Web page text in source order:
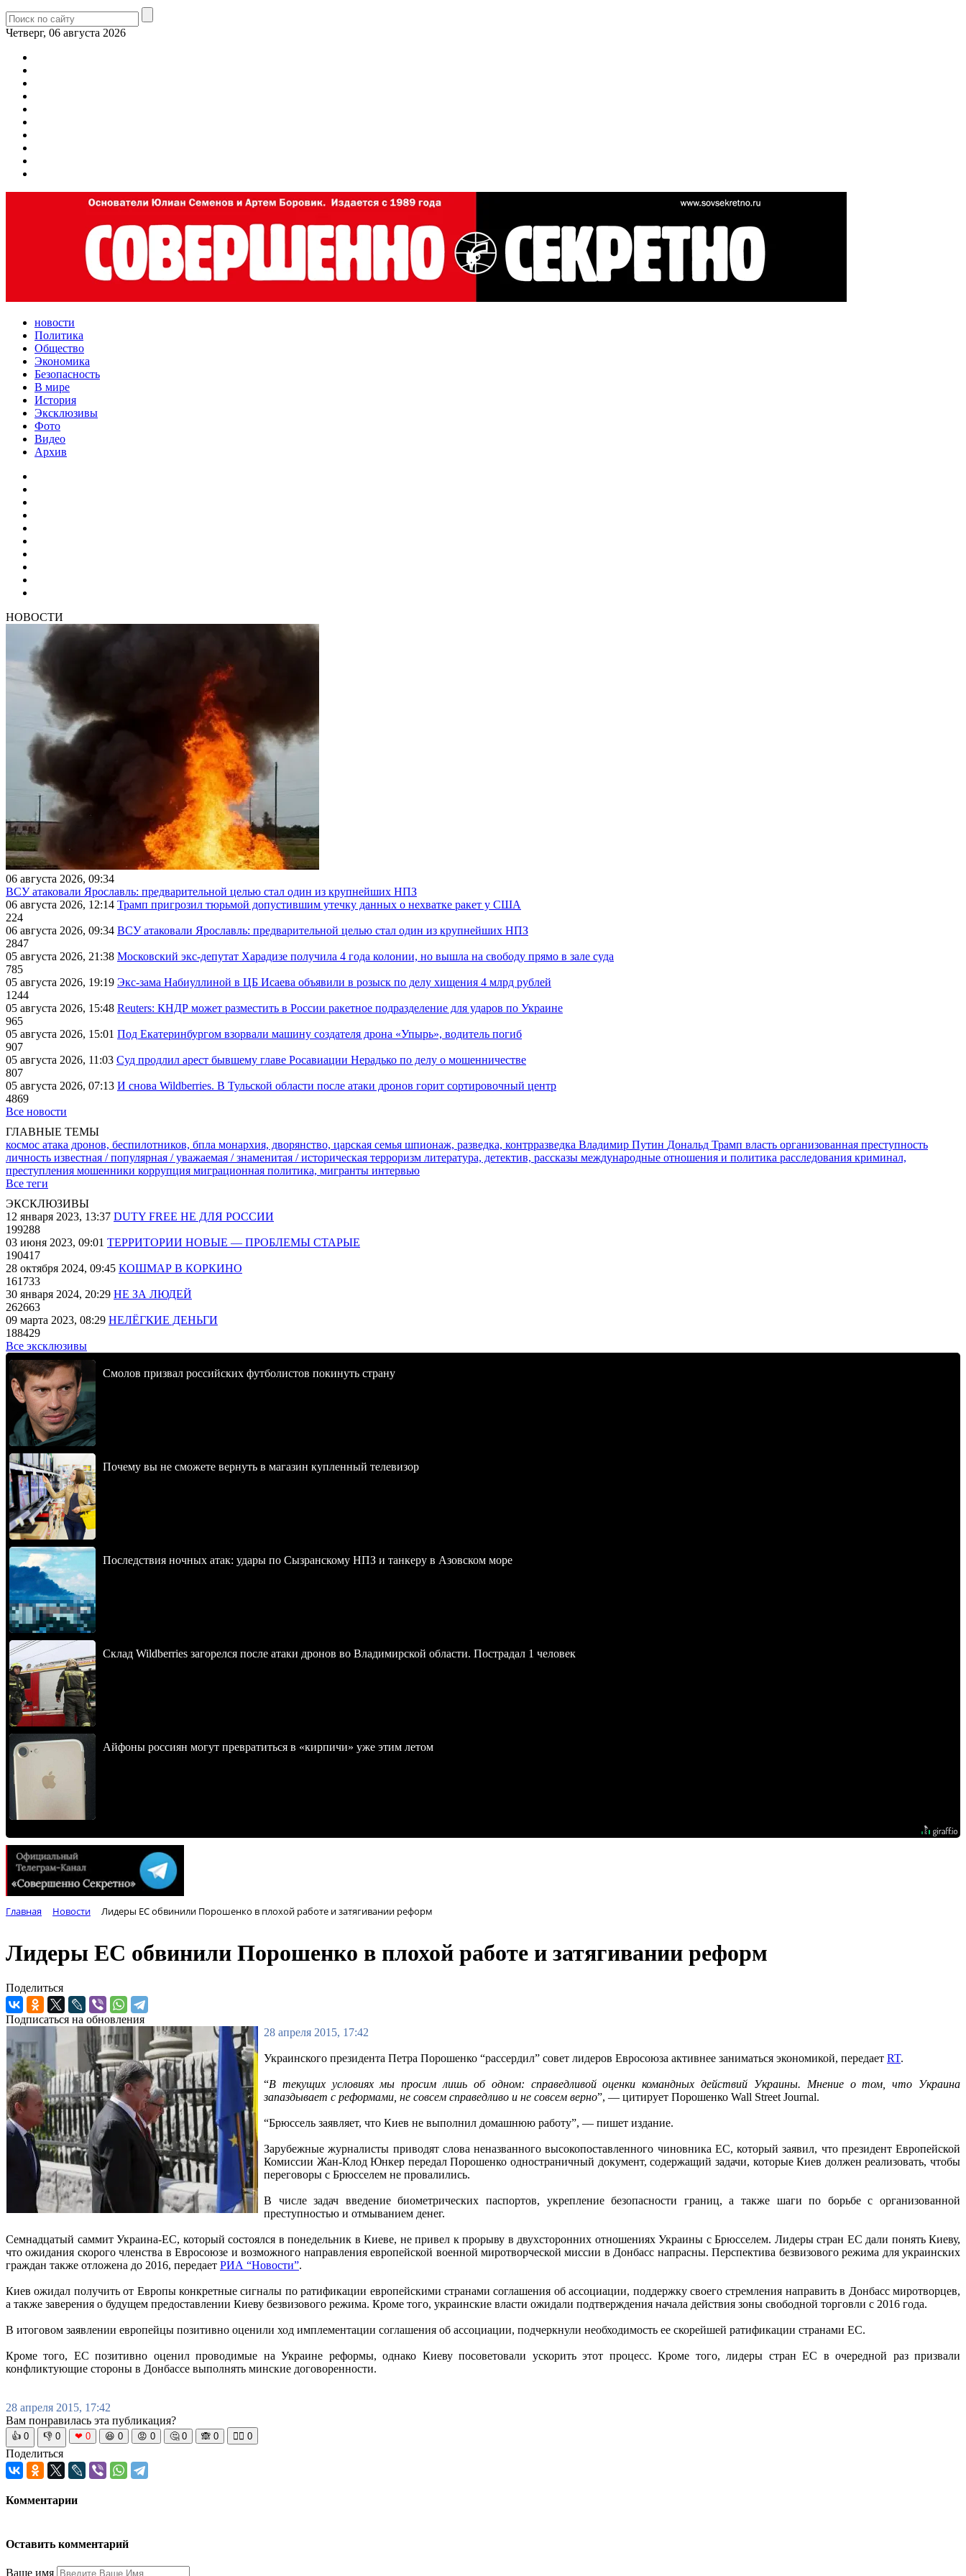
Четверг, 06 августа 2026
новости
Политика
Общество
Экономика
Безопасность
В мире
История
Эксклюзивы
Фото
Видео
Архив
НОВОСТИ
06 августа 2026, 09:34
ВСУ атаковали Ярославль: предварительной целью стал один из крупнейших НПЗ
06 августа 2026, 12:14 Трамп пригрозил тюрьмой допустившим утечку данных о нехватке ракет у США
224
06 августа 2026, 09:34 ВСУ атаковали Ярославль: предварительной целью стал один из крупнейших НПЗ
2847
05 августа 2026, 21:38 Московский экс-депутат Харадизе получила 4 года колонии, но вышла на свободу прямо в зале суда
785
05 августа 2026, 19:19 Экс-зама Набиуллиной в ЦБ Исаева объявили в розыск по делу хищения 4 млрд рублей
1244
05 августа 2026, 15:48 Reuters: КНДР может разместить в России ракетное подразделение для ударов по Украине
965
05 августа 2026, 15:01 Под Екатеринбургом взорвали машину создателя дрона «Упырь», водитель погиб
907
05 августа 2026, 11:03 Суд продлил арест бывшему главе Росавиации Нерадько по делу о мошенничестве
807
05 августа 2026, 07:13 И снова Wildberries. В Тульской области после атаки дронов горит сортировочный центр
4869
Все новости
ГЛАВНЫЕ ТЕМЫ
космос атака дронов, беспилотников, бпла монархия, дворянство, царская семья шпионаж, разведка, контрразведка Владимир Путин Дональд Трамп власть организованная преступность
личность известная / популярная / уважаемая / знаменитая / историческая терроризм литература, детектив, рассказы международные отношения и политика расследования криминал,
преступления мошенники коррупция миграционная политика, мигранты интервью
Все теги
ЭКСКЛЮЗИВЫ
12 января 2023, 13:37 DUTY FREE НЕ ДЛЯ РОССИИ
199288
03 июня 2023, 09:01 ТЕРРИТОРИИ НОВЫЕ — ПРОБЛЕМЫ СТАРЫЕ
190417
28 октября 2024, 09:45 КОШМАР В КОРКИНО
161733
30 января 2024, 20:29 НЕ ЗА ЛЮДЕЙ
262663
09 марта 2023, 08:29 НЕЛЁГКИЕ ДЕНЬГИ
188429
Все эксклюзивы
Смолов призвал российских футболистов покинуть страну
Почему вы не сможете вернуть в магазин купленный телевизор
Последствия ночных атак: удары по Сызранскому НПЗ и танкеру в Азовском море
Склад Wildberries загорелся после атаки дронов во Владимирской области. Пострадал 1 человек
Айфоны россиян могут превратиться в «кирпичи» уже этим летом
Главная Новости Лидеры ЕС обвинили Порошенко в плохой работе и затягивании реформ
Лидеры ЕС обвинили Порошенко в плохой работе и затягивании реформ
Поделиться
Подписаться на обновления
28 апреля 2015, 17:42
Украинского президента Петра Порошенко “рассердил” совет лидеров Евросоюза активнее заниматься экономикой, передает RT.
“В текущих условиях мы просим лишь об одном: справедливой оценки командных действий Украины. Мнение о том, что Украина
запаздывает с реформами, не совсем справедливо и не совсем верно”, — цитирует Порошенко Wall Street Journal.
“Брюссель заявляет, что Киев не выполнил домашнюю работу”, — пишет издание.
Зарубежные журналисты приводят слова неназванного высокопоставленного чиновника ЕС, который заявил, что президент Европейской
Комиссии Жан-Клод Юнкер передал Порошенко одностраничный документ, содержащий задачи, которые Киев должен реализовать, чтобы
переговоры с Брюсселем не провалились.
В числе задач введение биометрических паспортов, укрепление безопасности границ, а также шаги по борьбе с организованной
преступностью и отмыванием денег.
Семнадцатый саммит Украина-ЕС, который состоялся в понедельник в Киеве, не привел к прорыву в двухсторонних отношениях Украины с Брюсселем. Лидеры стран ЕС дали понять Киеву,
что ожидания скорого членства в Евросоюзе и возможного направления европейской военной миротворческой миссии в Донбасс напрасны. Перспектива безвизового режима для украинских
граждан также отложена до 2016, передает РИА “Новости”.
Киев ожидал получить от Европы конкретные сигналы по ратификации европейскими странами соглашения об ассоциации, поддержку своего стремления направить в Донбасс миротворцев,
а также заверения о будущем предоставлении Киеву безвизового режима. Кроме того, украинские власти ожидали подтверждения начала действия зоны свободной торговли с 2016 года.
В итоговом заявлении европейцы позитивно оценили ход имплементации соглашения об ассоциации, подчеркнули необходимость ее скорейшей ратификации странами ЕС.
Кроме того, ЕС позитивно оценил проводимые на Украине реформы, однако Киеву посоветовали ускорить этот процесс. Кроме того, лидеры стран ЕС в очередной раз призвали
конфликтующие стороны в Донбассе выполнять минские договоренности.
28 апреля 2015, 17:42
Вам понравилась эта публикация?
👍 0 👎 0 ❤ 0 😆 0 😡 0 🤔 0 🙈 0 🧘‍♀️ 0
Поделиться
Комментарии
Оставить комментарий
Ваше имя